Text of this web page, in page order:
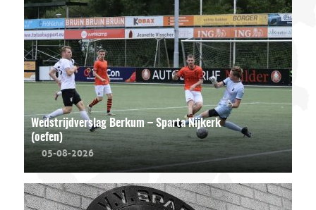
Wedstrijdverslag Berkum – Sparta Nijkerk
(oefen)
05-08-2026